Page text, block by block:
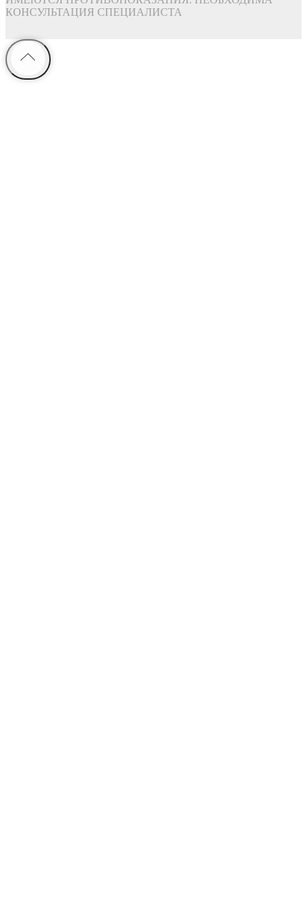
КОНСУЛЬТАЦИЯ СПЕЦИАЛИСТА